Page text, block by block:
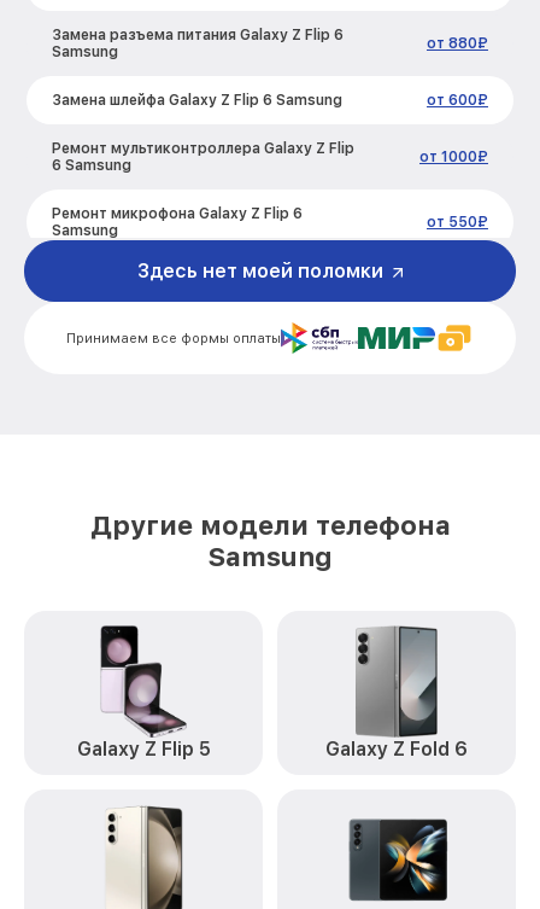
Замена разъема питания Galaxy Z Flip 6
Samsung
от 880₽
Замена шлейфа Galaxy Z Flip 6 Samsung от 600₽
Ремонт мультиконтроллера Galaxy Z Flip
6 Samsung
от 1000₽
Ремонт микрофона Galaxy Z Flip 6
Samsung
от 550₽
Ремонт корпусных элементов Galaxy Z
Ремонт сим лотка Galaxy Z Flip 6
от 600₽
Комплексная чистка Galaxy Z Flip 6
Замена кнопки включения Galaxy Z Flip 6
Samsung
Замена камеры Galaxy Z Flip 6 Samsung от 550₽
Ремонт цепи питания Galaxy Z Flip 6
Samsung
от 2200₽
Замена Wi-Fi Galaxy Z Flip 6 Samsung от 450₽
Принимаем все формы оплаты
Здесь нет моей поломки
Другие модели телефона
Samsung
Galaxy Z Flip 5 Galaxy Z Fold 6